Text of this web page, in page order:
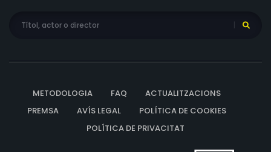
METODOLOGIA FAQ
ACTUALITZACIONS
PREMSA
AVÍS LEGAL
POLÍTICA DE COOKIES
POLÍTICA DE PRIVACITAT